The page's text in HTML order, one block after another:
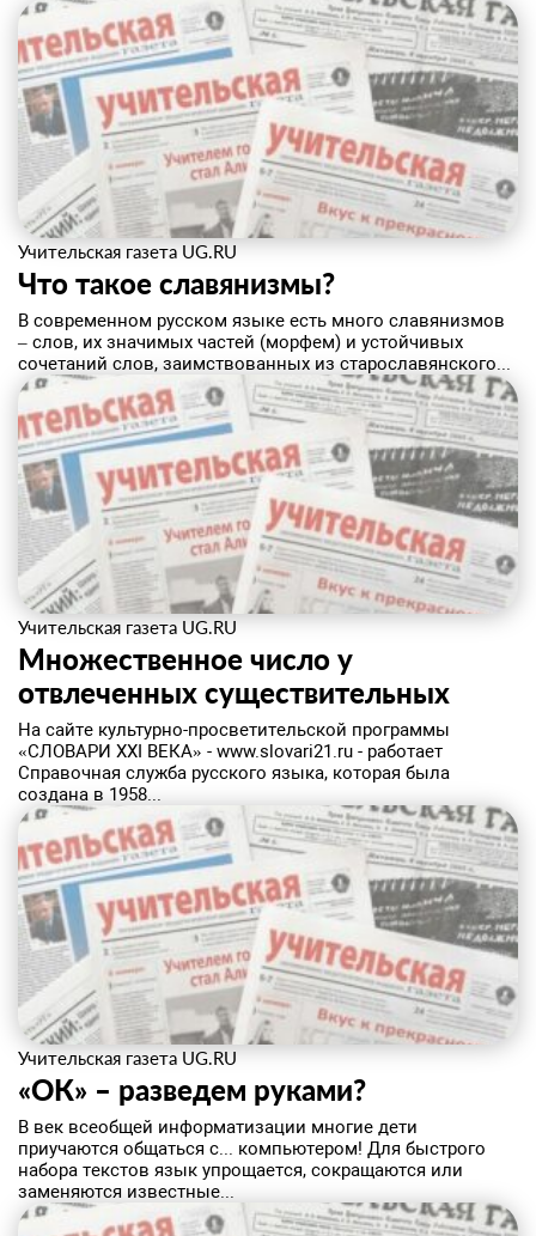
Учительская газета UG.RU
Что такое славянизмы?
В современном русском языке есть много славянизмов
– слов, их значимых частей (морфем) и устойчивых
сочетаний слов, заимствованных из старославянского...
Учительская газета UG.RU
Множественное число у
отвлеченных существительных
На сайте культурно-просветительской программы
«СЛОВАРИ XXI ВЕКА» - www.slovari21.ru - работает
Справочная служба русского языка, которая была
создана в 1958...
Учительская газета UG.RU
«ОК» – разведем руками?
В век всеобщей информатизации многие дети
приучаются общаться с... компьютером! Для быстрого
набора текстов язык упрощается, сокращаются или
заменяются известные...